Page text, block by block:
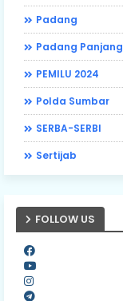
Padang
Padang Panjang
PEMILU 2024
Polda Sumbar
SERBA-SERBI
Sertijab
FOLLOW US